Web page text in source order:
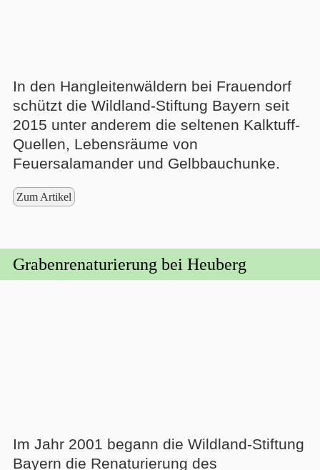
In den Hangleitenwäldern bei Frauendorf
schützt die Wildland-Stiftung Bayern seit
2015 unter anderem die seltenen Kalktuff-
Quellen, Lebensräume von
Feuersalamander und Gelbbauchunke.
Zum Artikel
Grabenrenaturierung bei Heuberg
Im Jahr 2001 begann die Wildland-Stiftung
Bayern die Renaturierung des